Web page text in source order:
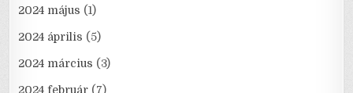
2024 május (1)
2024 április (5)
2024 március (3)
2024 február (7)